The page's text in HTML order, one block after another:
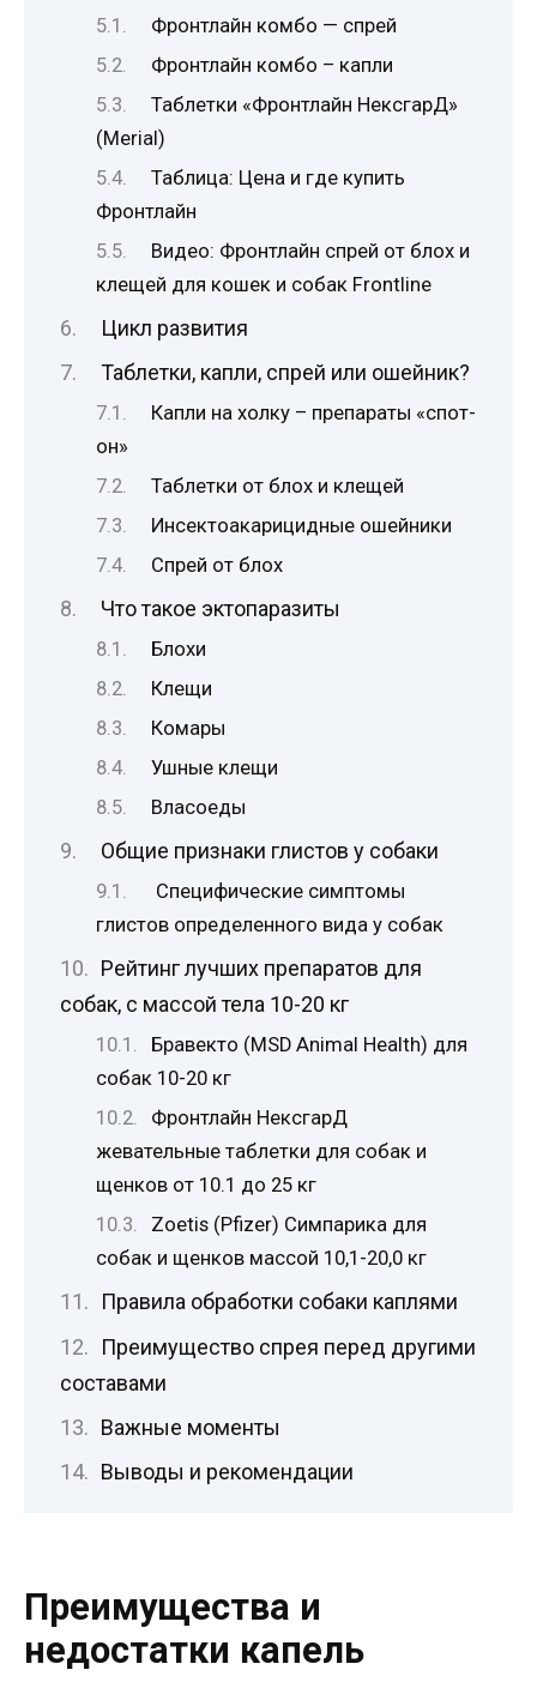
Фронтлайн комбо — спрей
Фронтлайн комбо – капли
Таблетки «Фронтлайн НексгарД»
(Merial)
Таблица: Цена и где купить
Фронтлайн
Видео: Фронтлайн спрей от блох и
клещей для кошек и собак Frontline
Цикл развития
Таблетки, капли, спрей или ошейник?
Капли на холку – препараты «спот-
он»
Таблетки от блох и клещей
Инсектоакарицидные ошейники
Спрей от блох
Что такое эктопаразиты
Блохи
Клещи
Комары
Ушные клещи
Власоеды
Общие признаки глистов у собаки
Специфические симптомы
глистов определенного вида у собак
Рейтинг лучших препаратов для
собак, с массой тела 10-20 кг
Бравекто (MSD Animal Health) для
собак 10-20 кг
Фронтлайн НексгарД
жевательные таблетки для собак и
щенков от 10.1 до 25 кг
Zoetis (Pfizer) Симпарика для
собак и щенков массой 10,1-20,0 кг
Правила обработки собаки каплями
Преимущество спрея перед другими
составами
Важные моменты
Выводы и рекомендации
Преимущества и
недостатки капель